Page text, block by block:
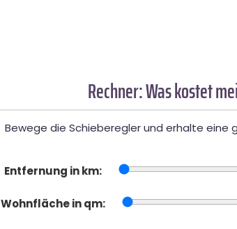
Rechner: Was kostet
Bewege die Schieberegler und erhalte eine
Entfernung in km:
Wohnfläche in qm: